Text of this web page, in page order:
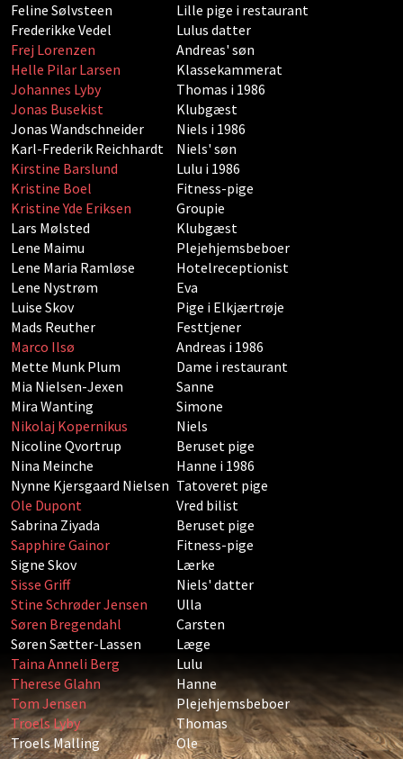
Feline Sølvsteen
Lille pige i restaurant
Frederikke Vedel
Lulus datter
Frej Lorenzen
Andreas' søn
Helle Pilar Larsen
Klassekammerat
Johannes Lyby
Thomas i 1986
Jonas Busekist
Klubgæst
Jonas Wandschneider
Niels i 1986
Karl-Frederik Reichhardt
Niels' søn
Kirstine Barslund
Lulu i 1986
Kristine Boel
Fitness-pige
Kristine Yde Eriksen
Groupie
Lars Mølsted
Klubgæst
Lene Maimu
Plejehjemsbeboer
Lene Maria Ramløse
Hotelreceptionist
Lene Nystrøm
Eva
Luise Skov
Pige i Elkjærtrøje
Mads Reuther
Festtjener
Marco Ilsø
Andreas i 1986
Mette Munk Plum
Dame i restaurant
Mia Nielsen-Jexen
Sanne
Mira Wanting
Simone
Nikolaj Kopernikus
Niels
Nicoline Qvortrup
Beruset pige
Nina Meinche
Hanne i 1986
Nynne Kjersgaard Nielsen Tatoveret pige
Ole Dupont
Vred bilist
Sabrina Ziyada
Beruset pige
Sapphire Gainor
Fitness-pige
Signe Skov
Lærke
Sisse Griff
Niels' datter
Stine Schrøder Jensen
Ulla
Søren Bregendahl
Carsten
Søren Sætter-Lassen
Læge
Taina Anneli Berg
Lulu
Therese Glahn
Hanne
Tom Jensen
Plejehjemsbeboer
Troels Lyby
Thomas
Troels Malling
Ole